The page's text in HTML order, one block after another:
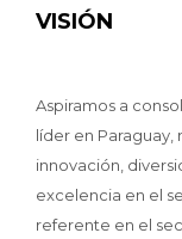
VISIÓN
Aspiramos a
líder en
innovación,
excelencia en el
referente en el